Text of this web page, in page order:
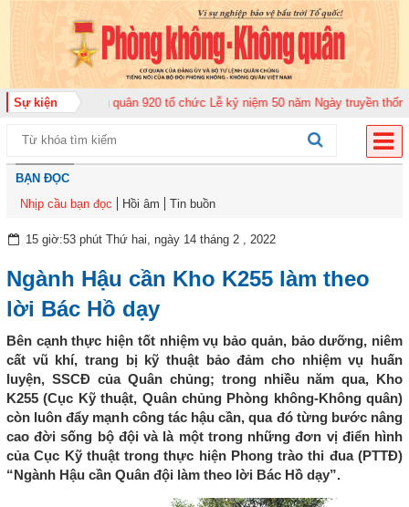
Sự kiện
đoàn Không quân 920 tổ chức Lễ kỷ niệm 50 năm Ngày truyền thống (12-
BẠN ĐỌC
Nhịp cầu bạn đọc
Hồi âm Tin buồn
15 giờ:53 phút Thứ hai, ngày 14 tháng 2 , 2022
Ngành Hậu cần Kho K255 làm theo
lời Bác Hồ dạy
Bên cạnh thực hiện tốt nhiệm vụ bảo quản, bảo dưỡng, niêm
cất vũ khí, trang bị kỹ thuật bảo đảm cho nhiệm vụ huấn
luyện, SSCĐ của Quân chủng; trong nhiều năm qua, Kho
K255 (Cục Kỹ thuật, Quân chủng Phòng không-Không quân)
còn luôn đẩy mạnh công tác hậu cần, qua đó từng bước nâng
cao đời sống bộ đội và là một trong những đơn vị điển hình
của Cục Kỹ thuật trong thực hiện Phong trào thi đua (PTTĐ)
“Ngành Hậu cần Quân đội làm theo lời Bác Hồ dạy”.